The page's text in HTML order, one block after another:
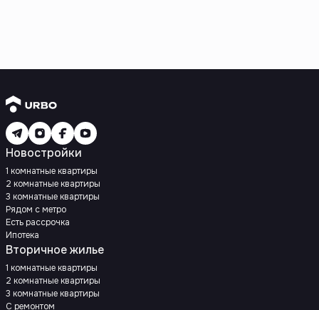
Новостройки
1 комнатные квартиры
2 комнатные квартиры
3 комнатные квартиры
Рядом с метро
Есть рассрочка
Ипотека
Вторичное жилье
1 комнатные квартиры
2 комнатные квартиры
3 комнатные квартиры
С ремонтом